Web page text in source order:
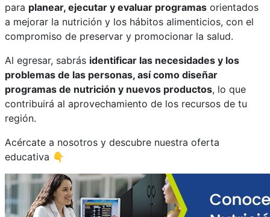
para planear, ejecutar y evaluar programas orientados
a mejorar la nutrición y los hábitos alimenticios, con el
compromiso de preservar y promocionar la salud.
Al egresar, sabrás identificar las necesidades y los
problemas de las personas, así como diseñar
programas de nutrición y nuevos productos, lo que
contribuirá al aprovechamiento de los recursos de tu
región.
Acércate a nosotros y descubre nuestra oferta
educativa 👇